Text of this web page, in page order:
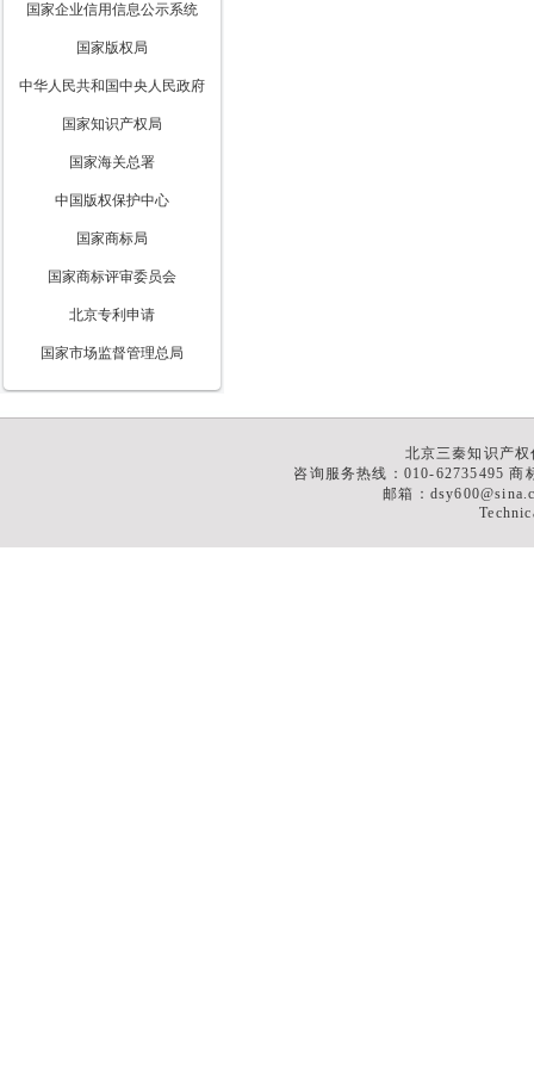
国家企业信用信息公示系统
国家版权局
中华人民共和国中央人民政府
国家知识产权局
国家海关总署
中国版权保护中心
国家商标局
国家商标评审委员会
北京专利申请
国家市场监督管理总局
北京三秦知识产
咨询服务热线：010-62735495 商
邮箱：